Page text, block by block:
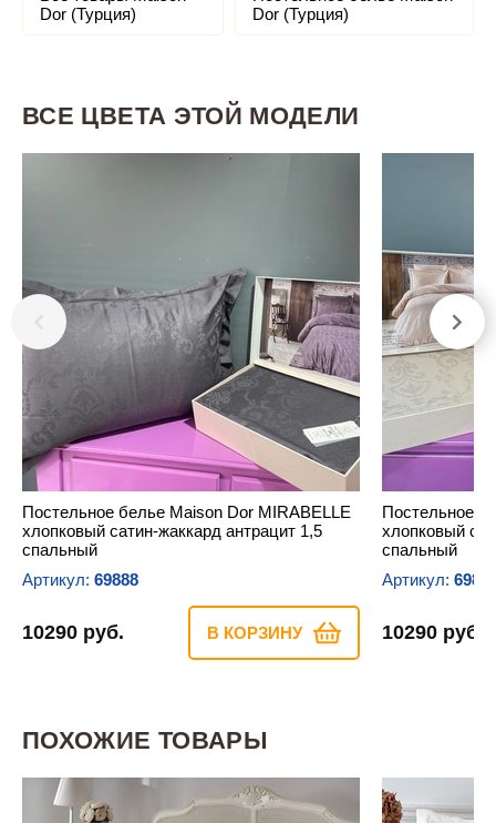
Dor (Турция)
Dor (Турция)
ВСЕ ЦВЕТА ЭТОЙ МОДЕЛИ
Постельное белье Maison Dor MIRABELLE
хлопковый сатин-жаккард антрацит 1,5
спальный
Артикул: 69888
10290 руб. В КОРЗИНУ
Постельное
хлопковый
спальный
Артикул:
10290 руб.
ПОХОЖИЕ ТОВАРЫ